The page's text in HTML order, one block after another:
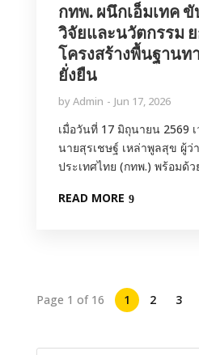
กทพ. ผนึกเอ็มเทค
วิจัยและนวัตกรรม
โครงสร้างพื้นฐานท
ยั่งยืน
byAdmin Jun 17, 2026
เมื่อวันที่ 17 มิถุนายน 2569
นายสุรเชษฐ์ เหล่าพูลสุข ผู้ว่
ประเทศไทย (กทพ.) พร้อมด้ว
READ MORE
Page 1 of 16 1 2 3